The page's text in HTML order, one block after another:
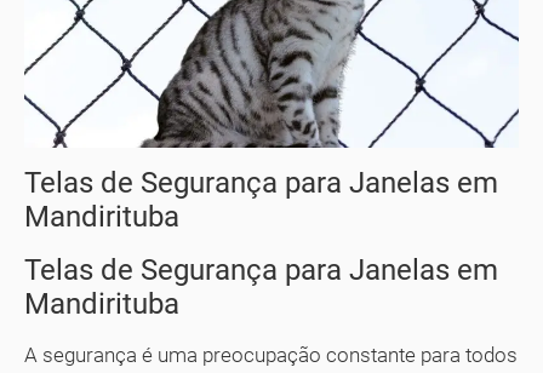
Telas de Segurança para Janelas em
Mandirituba
Telas de Segurança para Janelas em
Mandirituba
A segurança é uma preocupação constante para todos